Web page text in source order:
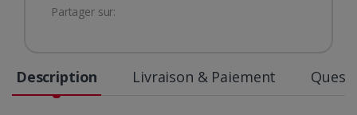
Partager sur:
Description Livraison & Paiement